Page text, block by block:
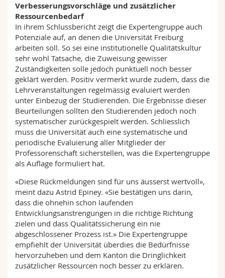
Verbesserungsvorschläge und zusätzlicher
Ressourcenbedarf
In ihrem Schlussbericht zeigt die Expertengruppe auch
Potenziale auf, an denen die Universität Freiburg
arbeiten soll. So sei eine institutionelle Qualitätskultur
sehr wohl Tatsache, die Zuweisung gewisser
Zuständigkeiten solle jedoch punktuell noch besser
geklärt werden. Positiv vermerkt wurde zudem, dass die
Lehrveranstaltungen regelmässig evaluiert werden
unter Einbezug der Studierenden. Die Ergebnisse dieser
Beurteilungen sollten den Studierenden jedoch noch
systematischer zurückgespielt werden. Schliesslich
muss die Universität auch eine systematische und
periodische Evaluierung aller Mitglieder der
Professorenschaft sicherstellen, was die Expertengruppe
als Auflage formuliert hat.
«Diese Rückmeldungen sind für uns äusserst wertvoll»,
meint dazu Astrid Epiney. «Sie bestätigen uns darin,
dass die ohnehin schon laufenden
Entwicklungsanstrengungen in die richtige Richtung
zielen und dass Qualitätssicherung ein nie
abgeschlossener Prozess ist.» Die Expertengruppe
empfiehlt der Universität überdies die Bedürfnisse
hervorzuheben und dem Kanton die Dringlichkeit
zusätzlicher Ressourcen noch besser zu erklären.